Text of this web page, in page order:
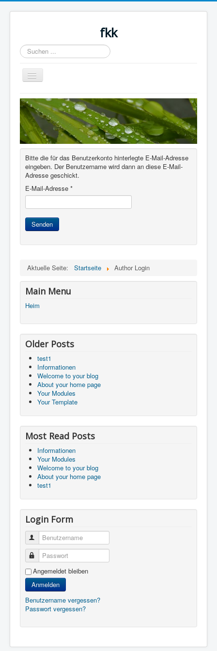
fkk
Suchen
...
Navigation
an/aus
Blog
About
Author Login
Bitte die für das Benutzerkonto hinterlegte E-Mail-Adresse
eingeben. Der Benutzername wird dann an diese E-Mail-
Adresse geschickt.
E-Mail-Adresse *
Senden
Aktuelle Seite: Startseite Author Login
Main Menu
Heim
Older Posts
test1
Informationen
Welcome to your blog
About your home page
Your Modules
Your Template
Most Read Posts
Informationen
Your Modules
Welcome to your blog
About your home page
test1
Login Form
Benutzername
Passwort
Angemeldet bleiben
Anmelden
Benutzername vergessen?
Passwort vergessen?